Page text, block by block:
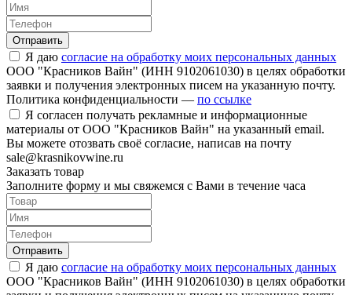
Отправить
Я даю согласие на обработку моих персональных данных
ООО "Красников Вайн" (ИНН 9102061030) в целях обработки
заявки и получения электронных писем на указанную почту.
Политика конфиденциальности — по ссылке
Я согласен получать рекламные и информационные
материалы от ООО "Красников Вайн" на указанный email.
Вы можете отозвать своё согласие, написав на почту
sale@krasnikovwine.ru
Заказать товар
Заполните форму и мы свяжемся с Вами в течение часа
Отправить
Я даю согласие на обработку моих персональных данных
ООО "Красников Вайн" (ИНН 9102061030) в целях обработки